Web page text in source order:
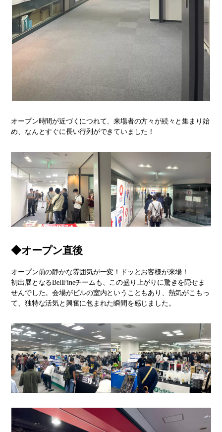
オープン時間が近づくにつれて、来場者の方々が続々と集まり始
め、なんとすぐに長い行列ができていました！
◆オープン直後
オープン前の静かな雰囲気が一変！ドッとお客様が来場！
初出展となるBellFineチームも、この盛り上がりに驚きを隠せま
せんでした。会場がビルの室内ということもあり、熱気がこもっ
て、独特な活気と興奮に包まれた瞬間を感じました。